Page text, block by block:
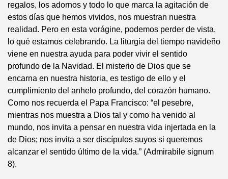
regalos, los adornos y todo lo que marca la agitación de
estos días que hemos vividos, nos muestran nuestra
realidad. Pero en esta vorágine, podemos perder de vista,
lo qué estamos celebrando. La liturgia del tiempo navideño
viene en nuestra ayuda para poder vivir el sentido
profundo de la Navidad. El misterio de Dios que se
encarna en nuestra historia, es testigo de ello y el
cumplimiento del anhelo profundo, del corazón humano.
Como nos recuerda el Papa Francisco: “el pesebre,
mientras nos muestra a Dios tal y como ha venido al
mundo, nos invita a pensar en nuestra vida injertada en la
de Dios; nos invita a ser discípulos suyos si queremos
alcanzar el sentido último de la vida.” (Admirabile signum
8).